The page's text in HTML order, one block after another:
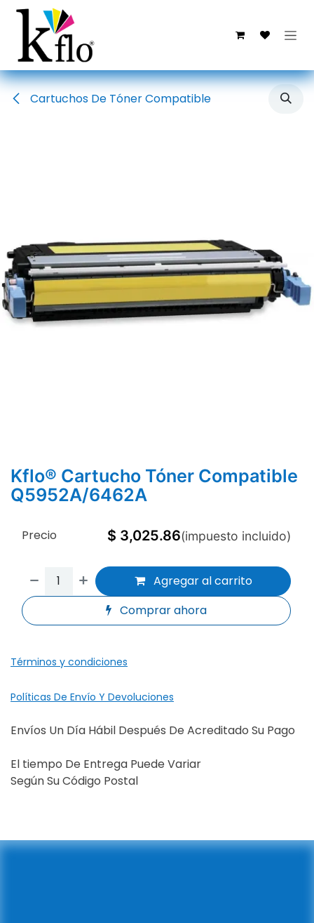
Ir al contenido
Cartuchos De Tóner Compatible
Kflo® Cartucho Tóner Compatible
Q5952A/6462A
Agregar al carrito
Comprar ahora
Precio $ 3,025.86(impuesto incluido)
Términos y condiciones
Políticas De Envío Y Devoluciones
Envíos Un Día Hábil Después De Acreditado Su Pago
El tiempo De Entrega Puede Variar
Según Su Código Postal